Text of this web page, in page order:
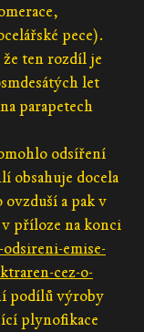
pece).
ten rozdíl je
let
parapetech
odsíření
obsahuje docela
a pak v
příloze na konci
emise-
cez-o-
podílů výroby
plynofikace